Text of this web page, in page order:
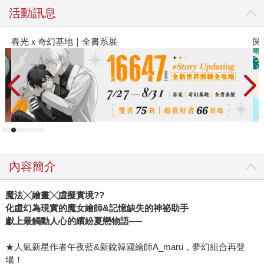
活動訊息
春光ｘ奇幻基地｜全書系展 閱
內容簡介
魔法╳繪畫╳虛擬實境??
化虛幻為現實的魔女繪師&記憶缺失的神祕助手
獻上最觸動人心的繽紛夏戀物語──
★人氣新星作者午夜藍&新銳韓國繪師A_maru，夢幻組合再登
場！